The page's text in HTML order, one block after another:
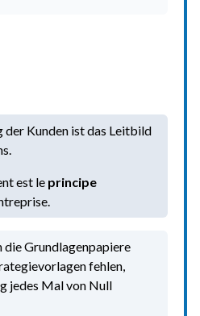
der Kunden ist das Leitbild
est le principe
die Grundlagenpapiere
fehlen,
jedes Mal von Null